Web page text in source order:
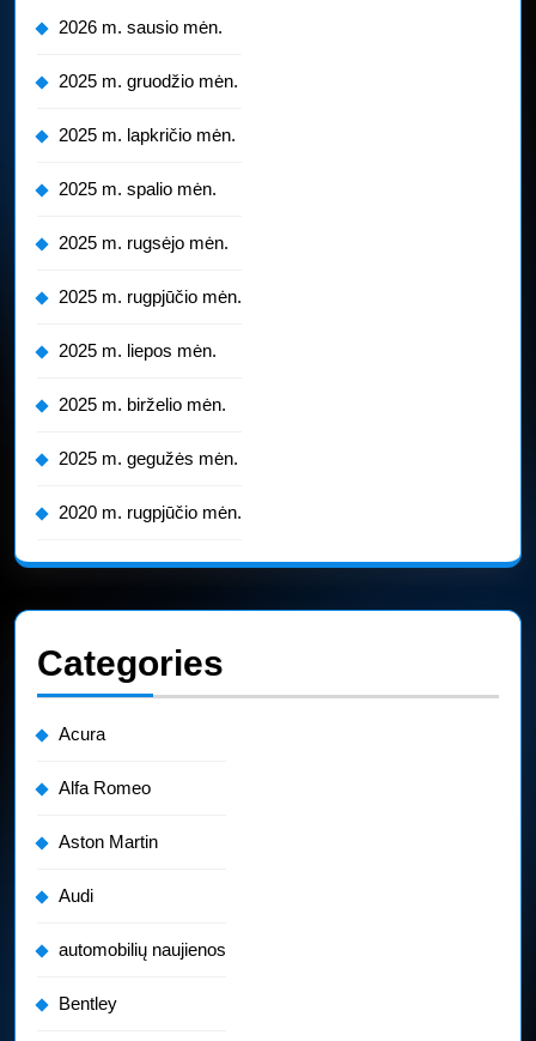
2026 m. sausio mėn.
2025 m. gruodžio mėn.
2025 m. lapkričio mėn.
2025 m. spalio mėn.
2025 m. rugsėjo mėn.
2025 m. rugpjūčio mėn.
2025 m. liepos mėn.
2025 m. birželio mėn.
2025 m. gegužės mėn.
2020 m. rugpjūčio mėn.
Categories
Acura
Alfa Romeo
Aston Martin
Audi
automobilių naujienos
Bentley